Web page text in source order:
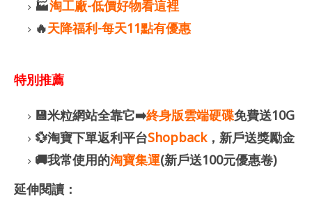
🏭淘工廠-低價好物看這裡
🔥天降福利-每天11點有優惠
特別推薦
💾米粒網站全靠它➡️終身版雲端硬碟免費送10G
💱淘寶下單返利平台Shopback，新戶送獎勵金
🚚我常使用的淘寶集運(新戶送100元優惠卷)
延伸閱讀：